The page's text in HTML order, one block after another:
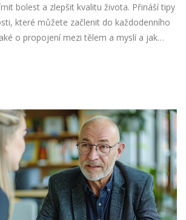
bolest a zlepšit kvalitu života. Přináší tipy
které můžete začlenit do každodenního
o propojení mezi tělem a myslí a jak
všechny, kdo trpí chronickými bolestmi.